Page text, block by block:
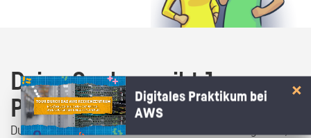
Deine Suche ergibt 1
Praktikumsangebot!
Du bist fast da! Klick dich durch die Praktikumsangebote,
Digitales Praktikum bei
AWS